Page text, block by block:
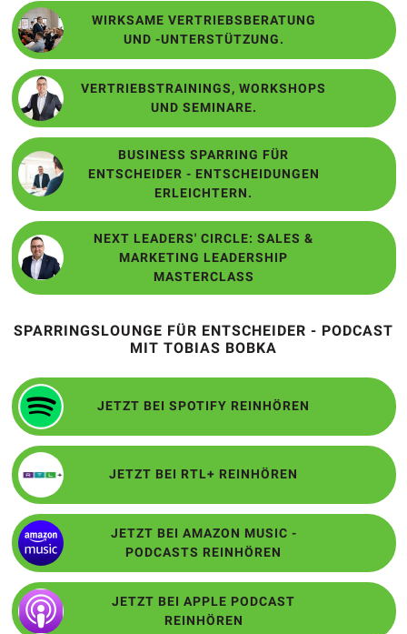
WIRKSAME VERTRIEBSBERATUNG
UND -UNTERSTÜTZUNG.
VERTRIEBSTRAININGS, WORKSHOPS
UND SEMINARE.
BUSINESS SPARRING FÜR
ENTSCHEIDER - ENTSCHEIDUNGEN
ERLEICHTERN.
NEXT LEADERS' CIRCLE: SALES &
MARKETING LEADERSHIP
MASTERCLASS
SPARRINGSLOUNGE FÜR ENTSCHEIDER - PODCAST
MIT TOBIAS BOBKA
JETZT BEI SPOTIFY REINHÖREN
JETZT BEI RTL+ REINHÖREN
JETZT BEI AMAZON MUSIC -
PODCASTS REINHÖREN
JETZT BEI APPLE PODCAST
REINHÖREN